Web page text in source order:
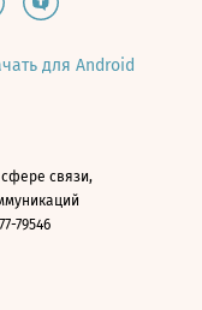
для Android
связи,
79546